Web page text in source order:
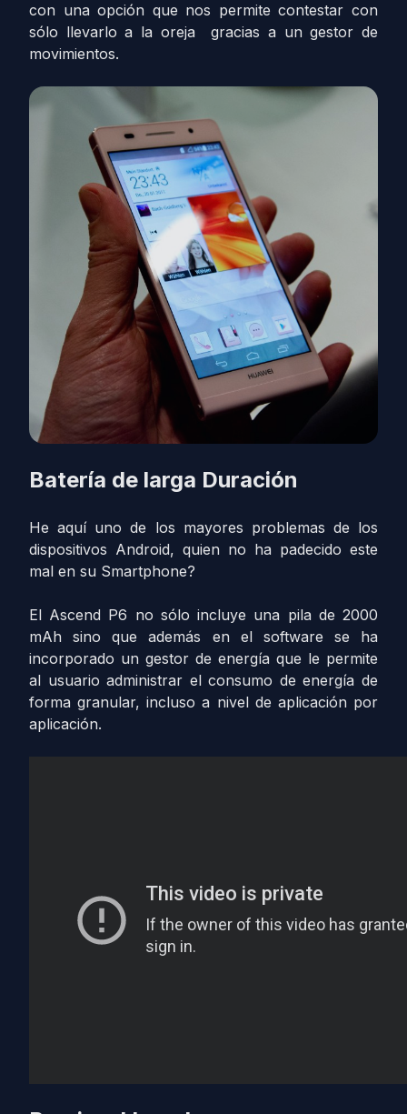
con una opción que nos permite contestar con
sólo llevarlo a la oreja gracias a un gestor de
movimientos.
Batería de larga Duración
He aquí uno de los mayores problemas de los
dispositivos Android, quien no ha padecido este
mal en su Smartphone?
El Ascend P6 no sólo incluye una pila de 2000
mAh sino que además en el software se ha
incorporado un gestor de energía que le permite
al usuario administrar el consumo de energía de
forma granular, incluso a nivel de aplicación por
aplicación.